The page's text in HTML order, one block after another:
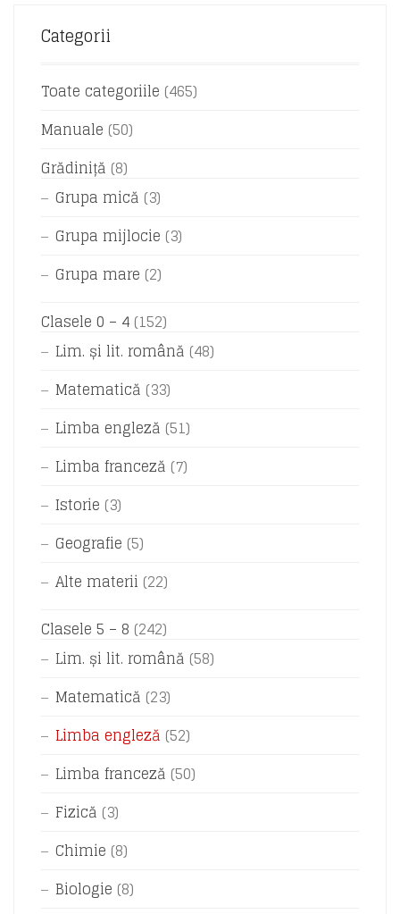
Categorii
Toate categoriile (465)
Manuale (50)
Grădiniță (8)
Grupa mică (3)
Grupa mijlocie (3)
Grupa mare (2)
Clasele 0 – 4 (152)
Lim. și lit. română (48)
Matematică (33)
Limba engleză (51)
Limba franceză (7)
Istorie (3)
Geografie (5)
Alte materii (22)
Clasele 5 – 8 (242)
Lim. și lit. română (58)
Matematică (23)
Limba engleză (52)
Limba franceză (50)
Fizică (3)
Chimie (8)
Biologie (8)